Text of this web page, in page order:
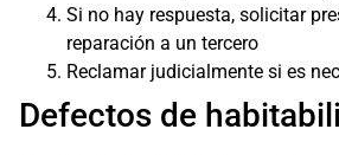
Si no hay respuesta, solicitar
reparación a un tercero
Reclamar judicialmente si es
Defectos de